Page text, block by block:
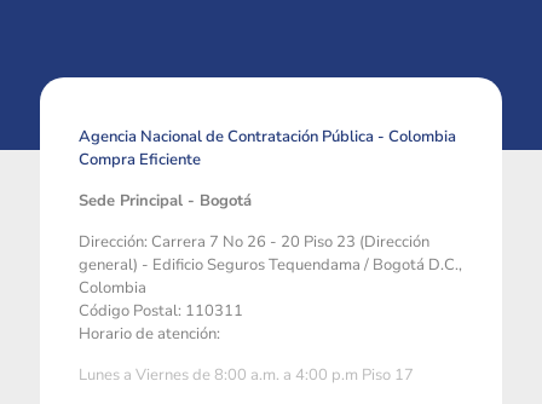
Agencia Nacional de Contratación Pública - Colombia
Compra Eficiente
Sede Principal - Bogotá
Dirección: Carrera 7 No 26 - 20 Piso 23 (Dirección
general) - Edificio Seguros Tequendama / Bogotá D.C.,
Colombia
Código Postal: 110311
Horario de atención:
Lunes a Viernes de 8:00 a.m. a 4:00 p.m Piso 17